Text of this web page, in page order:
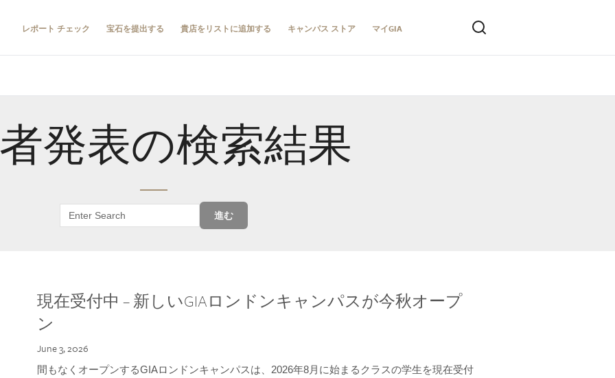
レポート チェック 宝石を提出する 貴店をリストに追加する キャンパス ストア マイGIA
発表の検索結果
進む
現在受付中 – 新しいGIAロンドンキャンパスが今秋オープ
ン
June 3, 2026
間もなくオープンするGIAロンドンキャンパスは、2026年8月に始まるクラスの学生を現在受付